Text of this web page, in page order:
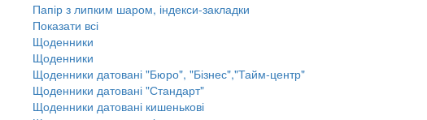
Папір з липким шаром, індекси-закладки
Показати всі
Щоденники
Щоденники
Щоденники датовані "Бюро", "Бізнес","Тайм-центр"
Щоденники датовані "Стандарт"
Щоденники датовані кишенькові